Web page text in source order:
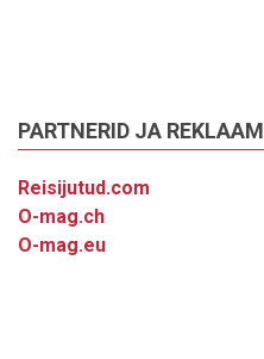
PARTNERID JA
Reisijutud.com
O-mag.ch
O-mag.eu